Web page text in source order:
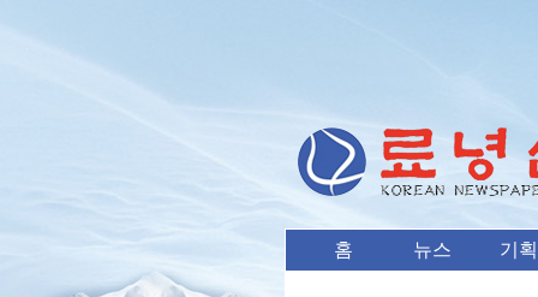
홈 뉴스 기획